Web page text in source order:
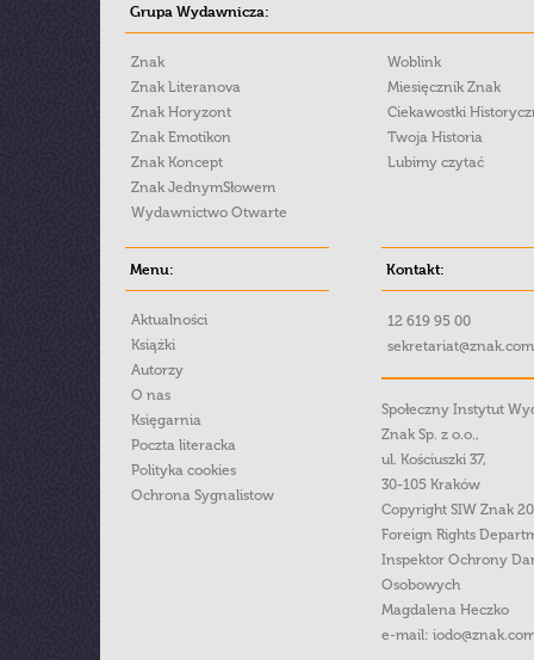
Grupa Wydawnicza:
Znak
Znak Literanova
Znak Horyzont
Znak Emotikon
Znak Koncept
Znak JednymSłowem
Wydawnictwo Otwarte
Woblink
Miesięcznik Znak
Ciekawostki
Twoja Historia
Lubimy czytać
Menu:
Aktualności
Książki
Autorzy
O nas
Księgarnia
Poczta literacka
Polityka cookies
Ochrona Sygnalistow
Kontakt:
12 619 95 00
Społeczny Instytut
Znak Sp. z o.o.,
ul. Kościuszki 37,
30-105 Kraków
Copyright SIW Znak
Foreign Rights
Inspektor Ochrony
Osobowych
Magdalena Heczko
e-mail: